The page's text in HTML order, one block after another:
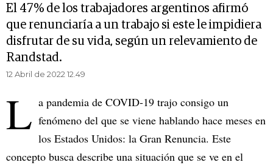
El 47% de los trabajadores argentinos afirmó
que renunciaría a un trabajo si este le impidiera
disfrutar de su vida, según un relevamiento de
Randstad.
12 Abril de 2022 12.49
L a pandemia de COVID-19 trajo consigo un
fenómeno del que se viene hablando hace meses en
los Estados Unidos: la Gran Renuncia. Este
concepto busca describe una situación que se ve en el